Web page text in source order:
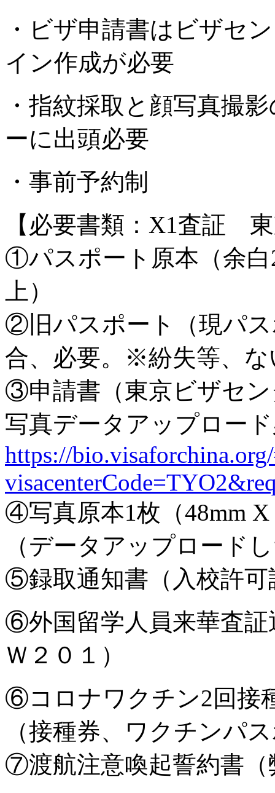
・ビザ申請書はビザセ
イン作成が必要
・指紋採取と顔写真撮
ーに出頭必要
・事前予約制
【必要書類：X1査証
①パスポート原本（余白
上）
②旧パスポート（現パス
合、必要。※紛失等、
③申請書（東京ビザセ
写真データアップロー
https://
④写真原本1枚（48mm
（データアップロード
⑤録取通知書（入校許可
⑥外国留学人員来華査証
Ｗ２０１）
⑥コロナワクチン2回接
（接種券、ワクチンパ
⑦渡航注意喚起誓約書（